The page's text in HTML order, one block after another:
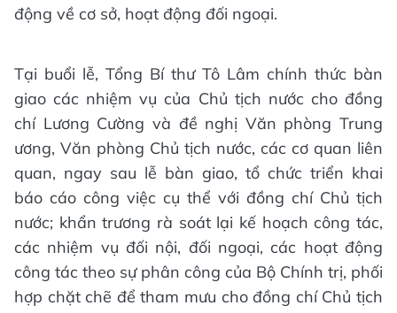
động về cơ sở, hoạt động đối ngoại.
Tại buổi lễ, Tổng Bí thư Tô Lâm chính thức bàn
giao các nhiệm vụ của Chủ tịch nước cho đồng
chí Lương Cường và đề nghị Văn phòng Trung
ương, Văn phòng Chủ tịch nước, các cơ quan liên
quan, ngay sau lễ bàn giao, tổ chức triển khai
báo cáo công việc cụ thể với đồng chí Chủ tịch
nước; khẩn trương rà soát lại kế hoạch công tác,
các nhiệm vụ đối nội, đối ngoại, các hoạt động
công tác theo sự phân công của Bộ Chính trị, phối
hợp chặt chẽ để tham mưu cho đồng chí Chủ tịch